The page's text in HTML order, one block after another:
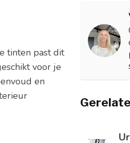
tinten past dit
voor je
en